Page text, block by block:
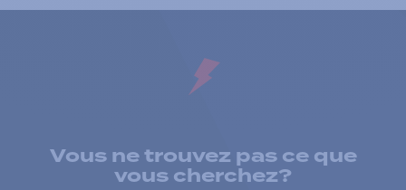
Vous ne trouvez pas ce que
vous cherchez?